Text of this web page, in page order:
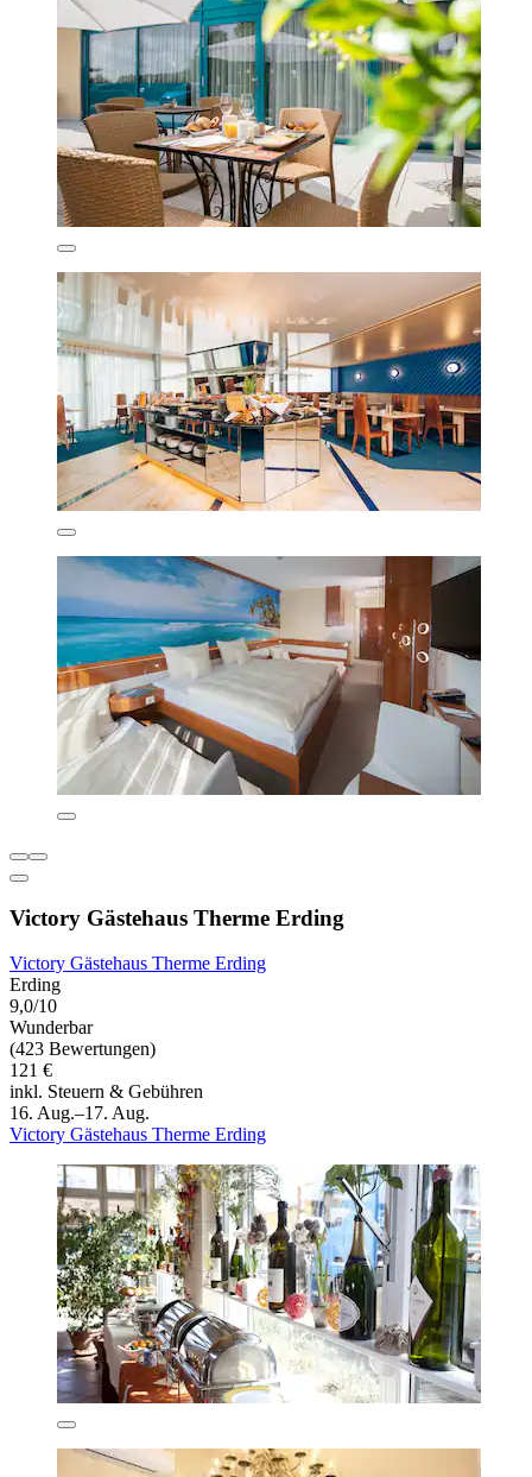
Victory Gästehaus Therme Erding
Victory Gästehaus Therme Erding
Erding
9,0/10
Wunderbar
(423 Bewertungen)
121 €
inkl. Steuern & Gebühren
16. Aug.–17. Aug.
Victory Gästehaus Therme Erding